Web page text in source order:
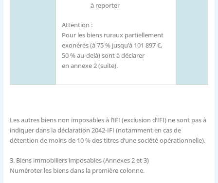
à reporter
Attention :
Pour les biens ruraux partiellement
exonérés (à 75 % jusqu’à 101 897 €,
50 % au-delà) sont à déclarer
en annexe 2 (suite).
Les autres biens non imposables à l’IFI (exclusion d’IFI) ne sont pas à
indiquer dans la déclaration 2042-IFI (notamment en cas de
détention de moins de 10 % des titres d’une société opérationnelle).
3.Biens immobiliers imposables (Annexes 2 et 3)
Numéroter les biens dans la première colonne.